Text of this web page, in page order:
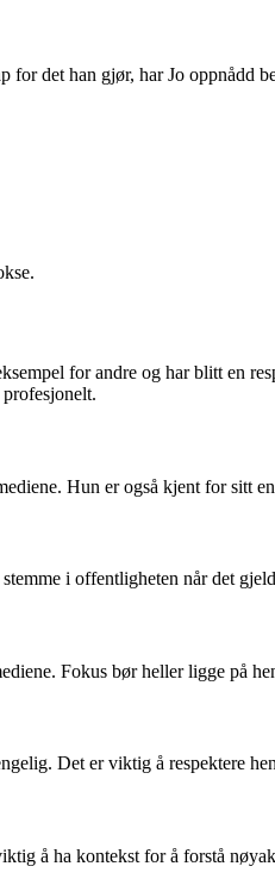
det han gjør, har Jo oppnådd
for andre og har blitt en
Hun er også kjent for sitt
i offentligheten når det
Fokus bør heller ligge på
Det er viktig å respektere
å ha kontekst for å forstå